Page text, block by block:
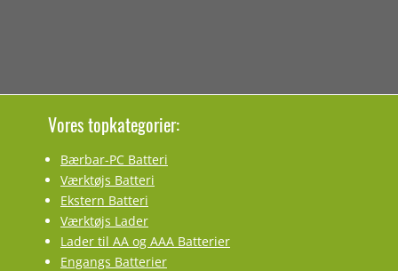
Vores topkategorier:
Bærbar-PC Batteri
Værktøjs Batteri
Ekstern Batteri
Værktøjs Lader
Lader til AA og AAA Batterier
Engangs Batterier